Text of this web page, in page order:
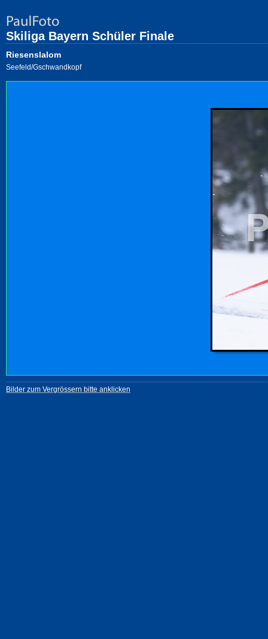
Skiliga Bayern Schüler Finale
Riesenslalom
Seefeld/Gschwandkopf
Bilder zum Vergrössern bitte anklicken